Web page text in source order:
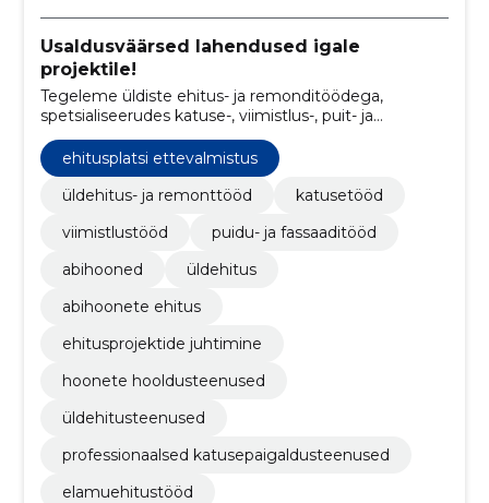
Usaldusväärsed lahendused igale
projektile!
Tegeleme üldiste ehitus- ja remonditöödega,
spetsialiseerudes katuse-, viimistlus-, puit- ja
ehitusplatsi ettevalmistus
üldehitus- ja remonttööd
katusetööd
viimistlustööd
puidu- ja fassaaditööd
abihooned
üldehitus
abihoonete ehitus
ehitusprojektide juhtimine
hoonete hooldusteenused
üldehitusteenused
professionaalsed katusepaigaldusteenused
elamuehitustööd